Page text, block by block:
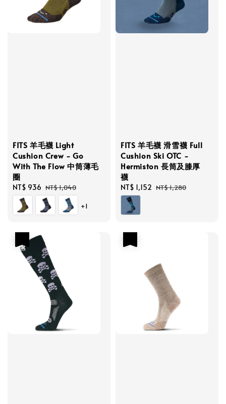
FITS 羊毛襪 Light
Cushion Crew - Go
With The Flow 中筒薄毛
圈
Sale
price
NT$ 936 Regular
price
NT$ 1,040
+1
FITS 羊毛襪 滑雪襪 Full
Cushion Ski OTC -
Hermiston 長筒及膝厚
襪
Sale
price
NT$ 1,152 Regular
NT$ 1,280